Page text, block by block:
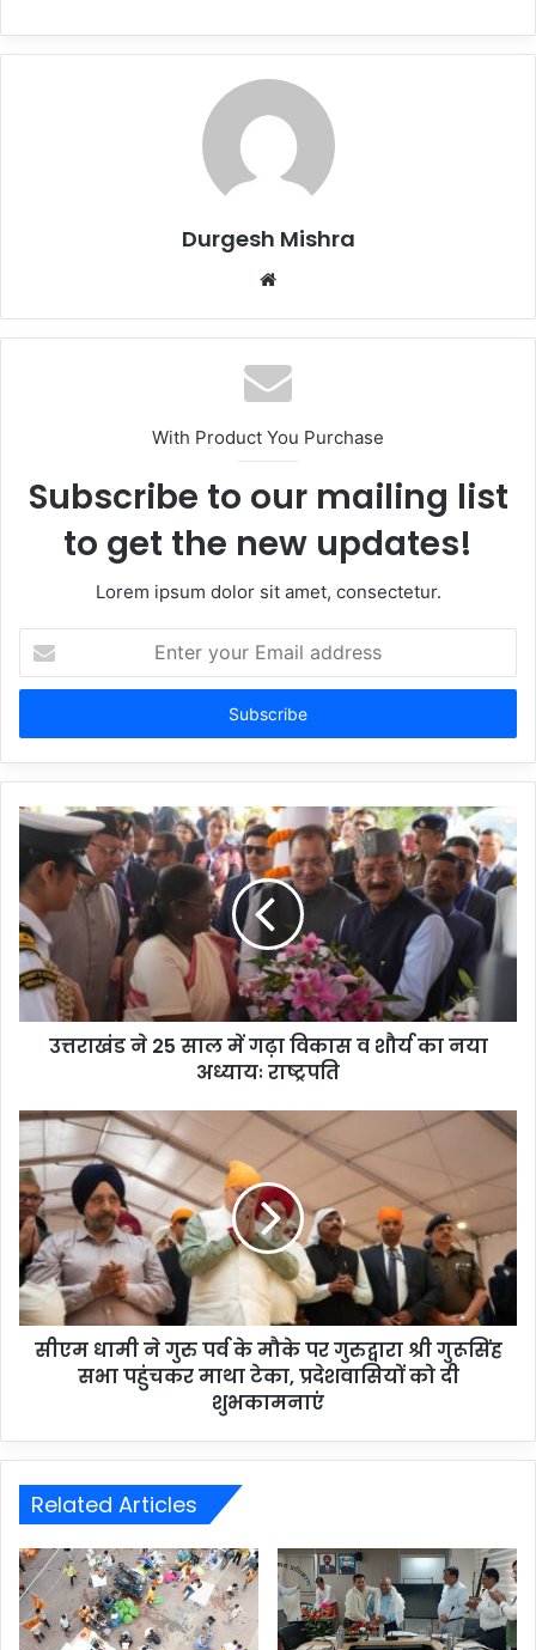
Durgesh Mishra
Website
With Product You Purchase
Subscribe to our mailing list
to get the new updates!
Lorem ipsum dolor sit amet, consectetur.
your
Email
उत्तराखंड ने 25 साल में गढ़ा विकास व शौर्य का नया
अध्यायः राष्ट्रपति
सीएम धामी ने गुरु पर्व के मौके पर गुरुद्वारा श्री गुरूसिंह
सभा पहुंचकर माथा टेका, प्रदेशवासियों को दी
शुभकामनाएं
Related Articles